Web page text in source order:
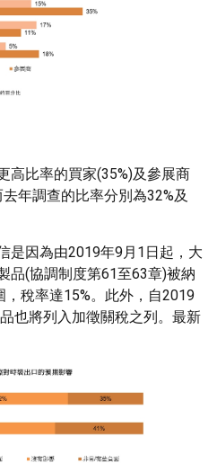
高比率的買家(35%)及參展商
年調查的比率分別為32%及
是因為由2019年9月1日起，大
品(協調制度第61至63章)被納
稅率達15%。此外，自2019
也將列入加徵關稅之列。最新